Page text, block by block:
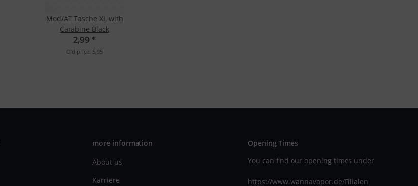
Mod/AT Tasche XL with
Carabine Black
2,99 *
Old price: 5,95
more information
About us
Karriere
Opening Times
You can find our opening times under
https://www.wannavapor.de/Filialen